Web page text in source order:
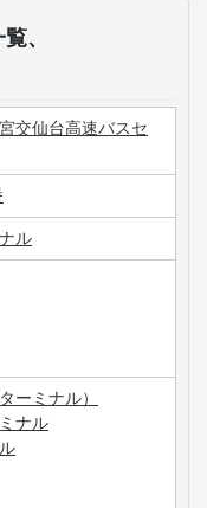
、
交仙台高速バスセ
ル
ーミナル）
ナル